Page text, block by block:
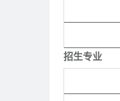
招生专业